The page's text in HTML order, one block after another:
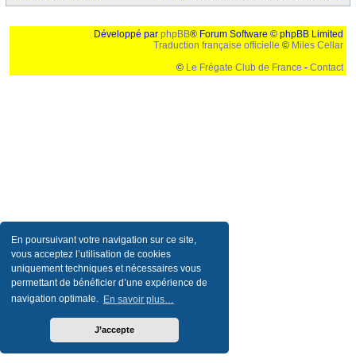
En poursuivant votre navigation sur ce site,
vous acceptez l’utilisation de cookies
uniquement techniques et nécessaires vous
permettant de bénéficier d’une expérience de
navigation optimale. En savoir plus…
J’accepte
Développé par phpBB® Forum Software © phpBB Limited
Traduction française officielle © Miles Cellar
© Le Frégate Club de France - Contact